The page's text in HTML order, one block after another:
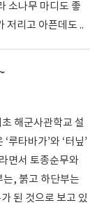
소나무 마디도 좋
저리고 아픈데도 ..
해군사관학교 설
루타바가’와 ‘터닢’
면서 토종순무와
는, 붉고 하단부는
된 것으로 보고 있